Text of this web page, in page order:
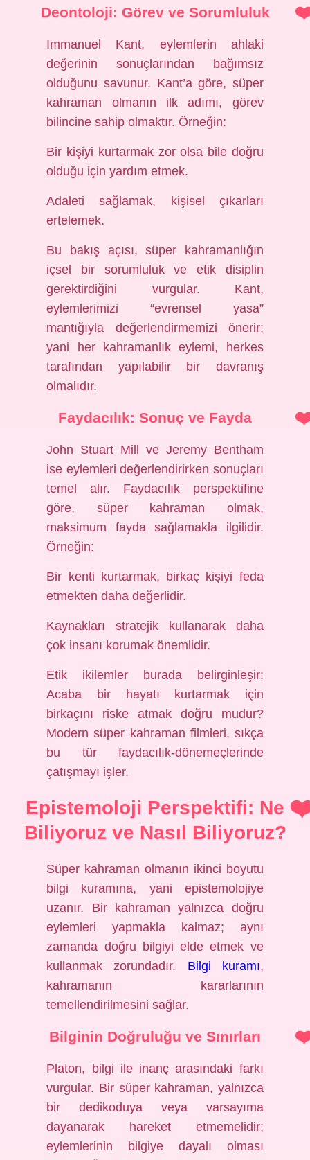
Deontoloji: Görev ve Sorumluluk
Immanuel Kant, eylemlerin ahlaki
değerinin sonuçlarından bağımsız
olduğunu savunur. Kant’a göre, süper
kahraman olmanın ilk adımı, görev
bilincine sahip olmaktır. Örneğin:
Bir kişiyi kurtarmak zor olsa bile doğru
olduğu için yardım etmek.
Adaleti sağlamak, kişisel çıkarları
ertelemek.
Bu bakış açısı, süper kahramanlığın
içsel bir sorumluluk ve etik disiplin
gerektirdiğini vurgular. Kant,
eylemlerimizi “evrensel yasa”
mantığıyla değerlendirmemizi önerir;
yani her kahramanlık eylemi, herkes
tarafından yapılabilir bir davranış
olmalıdır.
Faydacılık: Sonuç ve Fayda
John Stuart Mill ve Jeremy Bentham
ise eylemleri değerlendirirken sonuçları
temel alır. Faydacılık perspektifine
göre, süper kahraman olmak,
maksimum fayda sağlamakla ilgilidir.
Örneğin:
Bir kenti kurtarmak, birkaç kişiyi feda
etmekten daha değerlidir.
Kaynakları stratejik kullanarak daha
çok insanı korumak önemlidir.
Etik ikilemler burada belirginleşir:
Acaba bir hayatı kurtarmak için
birkaçını riske atmak doğru mudur?
Modern süper kahraman filmleri, sıkça
bu tür faydacılık-dönemeçlerinde
çatışmayı işler.
Epistemoloji Perspektifi: Ne
Biliyoruz ve Nasıl Biliyoruz?
Süper kahraman olmanın ikinci boyutu
bilgi kuramına, yani epistemolojiye
uzanır. Bir kahraman yalnızca doğru
eylemleri yapmakla kalmaz; aynı
zamanda doğru bilgiyi elde etmek ve
kullanmak zorundadır. Bilgi kuramı,
kahramanın kararlarının
temellendirilmesini sağlar.
Bilginin Doğruluğu ve Sınırları
Platon, bilgi ile inanç arasındaki farkı
vurgular. Bir süper kahraman, yalnızca
bir dedikoduya veya varsayıma
dayanarak hareket etmemelidir;
eylemlerinin bilgiye dayalı olması